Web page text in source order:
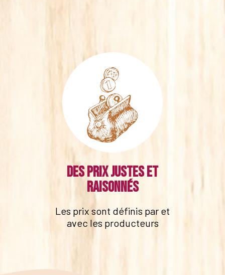
Des prix justes et
raisonnés
Les prix sont définis par et
avec les producteurs